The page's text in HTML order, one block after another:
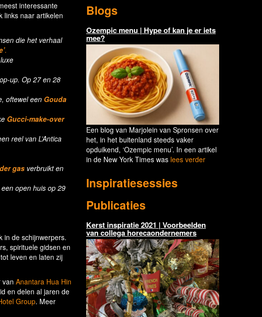
interessante
links naar artikelen
die het verhaal
.
up. Op 27 en 28
oftewel een Gouda
Gucci-make-over
reel van L’Antica
gas verbruikt en
open huis op 29
in de schijnwerpers.
spirituele gidsen en
leven en laten zij
van Anantara Hua Hin
en delen al jaren de
Group. Meer
Blogs
Ozempic menu | Hype of kan je er iets
mee?
Een blog van Marjolein van Spronsen over
het, in het buitenland steeds vaker
opduikend, ‘Ozempic menu’. In een artikel
in de New York Times was lees verder
Inspiratiesessies
Publicaties
Kerst inspiratie 2021 | Voorbeelden
van collega horecaondernemers